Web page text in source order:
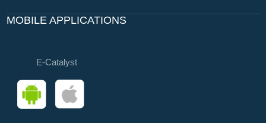
MOBILE APPLICATIONS
E-Catalyst